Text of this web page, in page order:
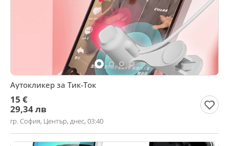
Аутокликер за Тик-Ток
15 €
29,34 лв
гр. София, Център, днес, 03:40